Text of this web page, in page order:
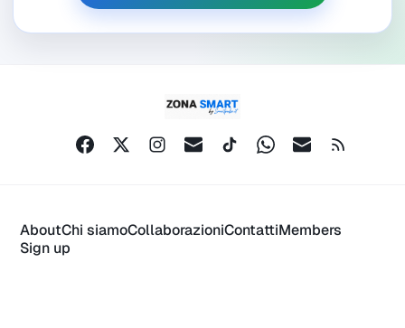
AboutChi siamoCollaborazioniContattiMembers
Sign up